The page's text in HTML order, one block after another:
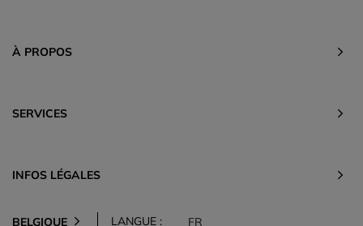
À PROPOS
SERVICES
INFOS LÉGALES
BELGIQUE LANGUE : FR